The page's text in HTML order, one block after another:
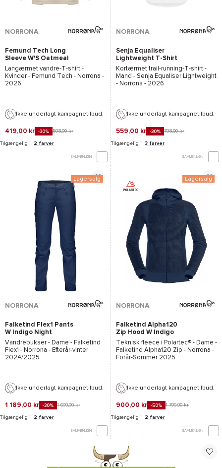
NORRONA
Femund Tech Long
Sleeve W'S Oatmeal
Langærmet vandre-T-shirt -
Kvinder - Femund Tech - Norrona -
2026
Ikke underlagt kampagnetilbud.
419,00 kr -30% 598,90 kr
Tilgængelig i 2 farver
SAMMENLIGN
NORRONA
Senja Equaliser
Lightweight T-Shirt
M'S Snow White
Kortærmet trail-running-T-shirt -
Mand - Senja Equaliser Lightweight
- Norrona - 2026
Ikke underlagt kampagnetilbud.
559,00 kr -30% 798,90 kr
Tilgængelig i 3 farver
SAMMENLIGN
Lagersalg
NORRONA
Falketind Flex1 Pants
W Indigo Night
Vandrebukser - Dame - Falketind
Flex1 - Norrona - Efterår-vinter
2024/2025
Ikke underlagt kampagnetilbud.
1 189,00 kr -30% 1 699,90 kr
Tilgængelig i 2 farver
SAMMENLIGN
Lagersalg
NORRONA
Falketind Alpha120
Zip Hood W Indigo
Night
Teknisk fleece i Polartec® - Dame -
Falketind Alpha120 Zip - Norrona -
Forår-Sommer 2025
Ikke underlagt kampagnetilbud.
900,00 kr -50% 1 799,90 kr
Tilgængelig i 2 farver
SAMMENLIGN